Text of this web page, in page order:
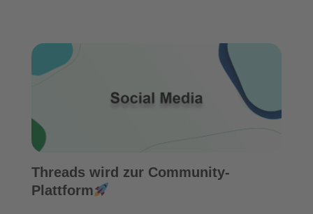
Threads wird zur Community-
Plattform